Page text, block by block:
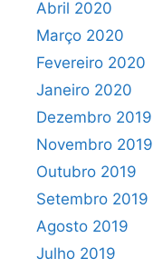
Abril 2020
Março 2020
Fevereiro 2020
Janeiro 2020
Dezembro 2019
Novembro 2019
Outubro 2019
Setembro 2019
Agosto 2019
Julho 2019